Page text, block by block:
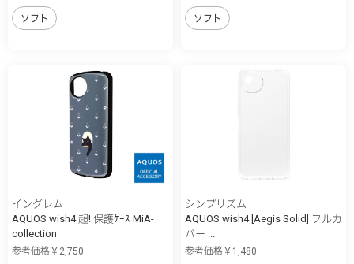
ソフト ソフト
イングレム
AQUOS wish4 超! 保護ｹｰｽ MiA-
collection
参考価格￥2,750
シンプリズム
AQUOS wish4 [Aegis Solid] フルカ
バー ...
参考価格￥1,480